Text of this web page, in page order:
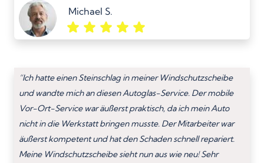
Michael S.
“Ich hatte einen Steinschlag in meiner Windschutzscheibe
und wandte mich an diesen Autoglas-Service. Der mobile
Vor-Ort-Service war äußerst praktisch, da ich mein Auto
nicht in die Werkstatt bringen musste. Der Mitarbeiter war
äußerst kompetent und hat den Schaden schnell repariert.
Meine Windschutzscheibe sieht nun aus wie neu! Sehr